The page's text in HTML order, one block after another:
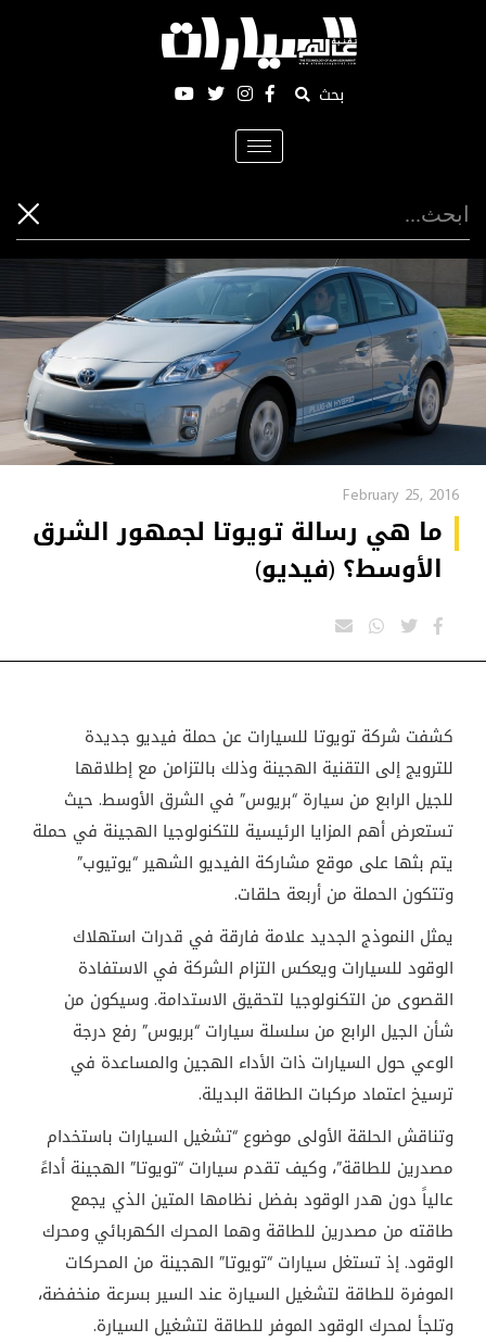
بحث
Toggle
navigation
February 25, 2016
ما هي رسالة تويوتا لجمهور الشرق
الأوسط؟ (فيديو)
كشفت شركة تويوتا للسيارات عن حملة فيديو جديدة
للترويج إلى التقنية الهجينة وذلك بالتزامن مع إطلاقها
للجيل الرابع من سيارة “بريوس” في الشرق الأوسط. حيث
تستعرض أهم المزايا الرئيسية للتكنولوجيا الهجينة في حملة
يتم بثها على موقع مشاركة الفيديو الشهير “يوتيوب”
وتتكون الحملة من أربعة حلقات.
يمثل النموذج الجديد علامة فارقة في قدرات استهلاك
الوقود للسيارات ويعكس التزام الشركة في الاستفادة
القصوى من التكنولوجيا لتحقيق الاستدامة. وسيكون من
شأن الجيل الرابع من سلسلة سيارات “بريوس” رفع درجة
الوعي حول السيارات ذات الأداء الهجين والمساعدة في
ترسيخ اعتماد مركبات الطاقة البديلة.
وتناقش الحلقة الأولى موضوع “تشغيل السيارات باستخدام
مصدرين للطاقة”، وكيف تقدم سيارات “تويوتا” الهجينة أداءً
عالياً دون هدر الوقود بفضل نظامها المتين الذي يجمع
طاقته من مصدرين للطاقة وهما المحرك الكهربائي ومحرك
الوقود. إذ تستغل سيارات “تويوتا” الهجينة من المحركات
الموفرة للطاقة لتشغيل السيارة عند السير بسرعة منخفضة،
وتلجأ لمحرك الوقود الموفر للطاقة لتشغيل السيارة.